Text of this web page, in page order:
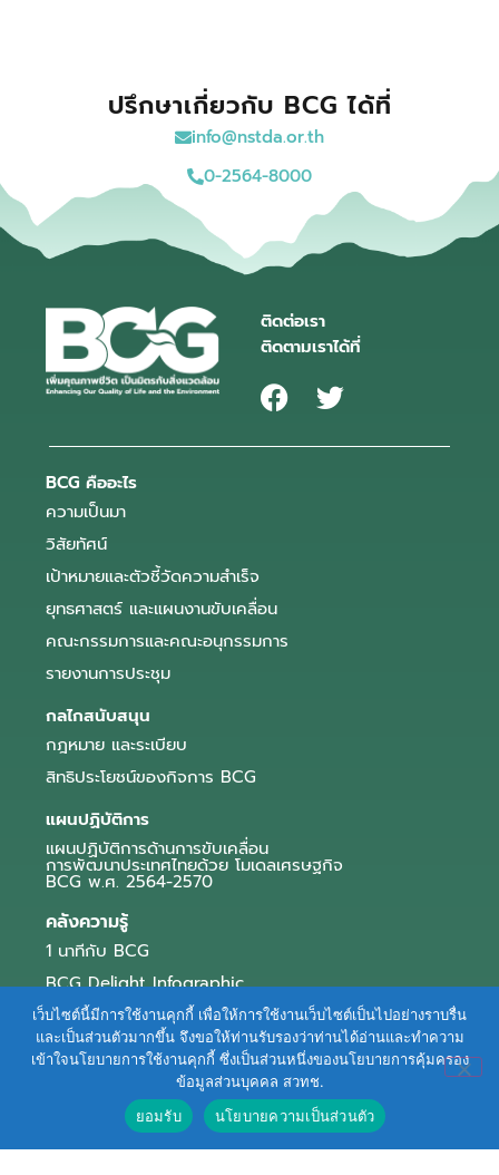
ปรึกษาเกี่ยวกับ BCG ได้ที่
info@nstda.or.th
0-2564-8000
ติดต่อเรา
ติดตามเราได้ที่
BCG คืออะไร
ความเป็นมา
วิสัยทัศน์
เป้าหมายและตัวชี้วัดความสำเร็จ
ยุทธศาสตร์ และแผนงานขับเคลื่อน
คณะกรรมการและคณะอนุกรรมการ
รายงานการประชุม
กลไกสนับสนุน
กฎหมาย และระเบียบ
สิทธิประโยชน์ของกิจการ BCG
แผนปฏิบัติการ
แผนปฏิบัติการด้านการขับเคลื่อน
การพัฒนาประเทศไทยด้วย โมเดลเศรษฐกิจ
BCG พ.ศ. 2564-2570
คลังความรู้
1 นาทีกับ BCG
BCG Delight Infographic
สื่อประชาสัมพันธ์
e-Book Series
ตัวอย่างธุรกิจ BCG
ข่าวและบทความ
เว็บไซต์นี้มีการใช้งานคุกกี้ เพื่อให้การใช้งานเว็บไซต์เป็นไปอย่างราบรื่น
และเป็นส่วนตัวมากขึ้น จึงขอให้ท่านรับรองว่าท่านได้อ่านและทำความ
เข้าใจนโยบายการใช้งานคุกกี้ ซึ่งเป็นส่วนหนึ่งของนโยบายการคุ้มครอง
ข้อมูลส่วนบุคคล สวทช.
ยอมรับ
นโยบายความเป็นส่วนตัว